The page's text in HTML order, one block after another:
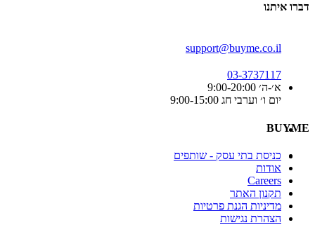
דברו איתנו
support@buyme.co.il
03-3737117
א׳-ה׳ 9:00-20:00
יום ו׳ וערבי חג 9:00-15:00
BUYME
כניסת בתי עסק - שותפים
אודות
Careers
תקנון האתר
מדיניות הגנת פרטיות
הצהרת נגישות